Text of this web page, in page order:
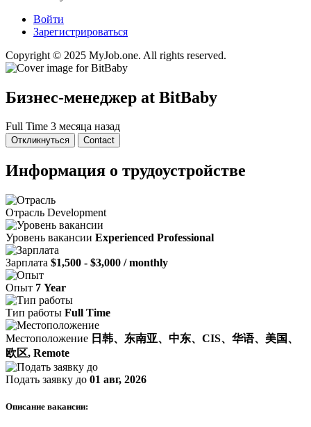
Войти
Зарегистрироваться
Copyright © 2025 MyJob.one. All rights reserved.
Бизнес-менеджер at BitBaby
Full Time 3 месяца назад
Откликнуться Contact
Информация о трудоустройстве
Отрасль Development
Уровень вакансии Experienced Professional
Зарплата $1,500 - $3,000 / monthly
Опыт 7 Year
Тип работы Full Time
Местоположение 日韩、东南亚、中东、CIS、华语、美国、
欧区, Remote
Подать заявку до 01 авг, 2026
Описание вакансии: